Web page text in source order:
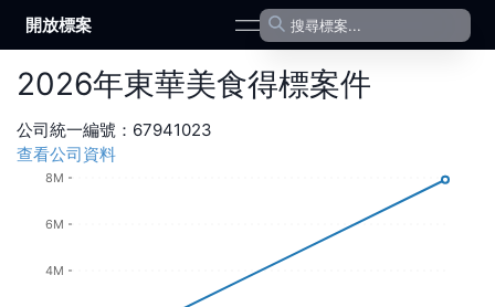
開放標案 open navigation menu
2026年東華美食得標案件
公司統一編號： 67941023
查看公司資料
4M
6M
8M